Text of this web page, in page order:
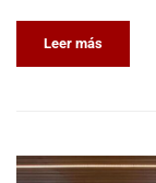
Leer más